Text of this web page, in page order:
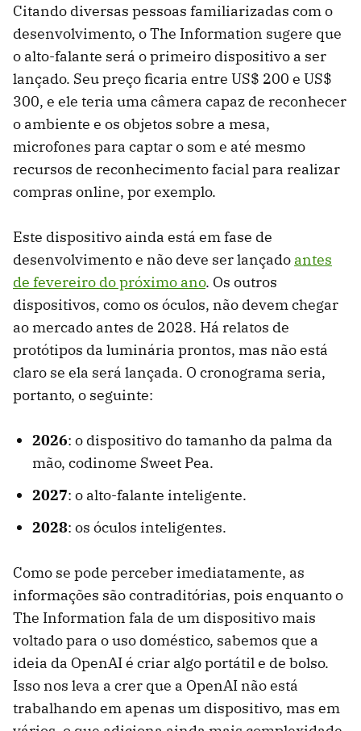
Citando diversas pessoas familiarizadas com o
desenvolvimento, o The Information sugere que
o alto-falante será o primeiro dispositivo a ser
lançado. Seu preço ficaria entre US$ 200 e US$
300, e ele teria uma câmera capaz de reconhecer
o ambiente e os objetos sobre a mesa,
microfones para captar o som e até mesmo
recursos de reconhecimento facial para realizar
compras online, por exemplo.
Este dispositivo ainda está em fase de
desenvolvimento e não deve ser lançado antes
de fevereiro do próximo ano. Os outros
dispositivos, como os óculos, não devem chegar
ao mercado antes de 2028. Há relatos de
protótipos da luminária prontos, mas não está
claro se ela será lançada. O cronograma seria,
portanto, o seguinte:
2026: o dispositivo do tamanho da palma da
mão, codinome Sweet Pea.
2027: o alto-falante inteligente.
2028: os óculos inteligentes.
Como se pode perceber imediatamente, as
informações são contraditórias, pois enquanto o
The Information fala de um dispositivo mais
voltado para o uso doméstico, sabemos que a
ideia da OpenAI é criar algo portátil e de bolso.
Isso nos leva a crer que a OpenAI não está
trabalhando em apenas um dispositivo, mas em